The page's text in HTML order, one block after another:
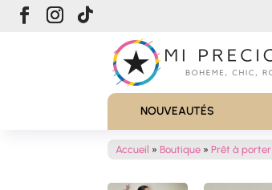
NOUVEAUTÉS
Accueil »Boutique »Prêt à porter